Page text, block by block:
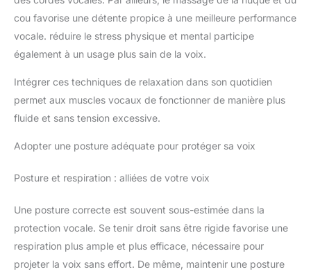
cou favorise une détente propice à une meilleure performance
vocale. réduire le stress physique et mental participe
également à un usage plus sain de la voix.
Intégrer ces techniques de relaxation dans son quotidien
permet aux muscles vocaux de fonctionner de manière plus
fluide et sans tension excessive.
Adopter une posture adéquate pour protéger sa voix
Posture et respiration : alliées de votre voix
Une posture correcte est souvent sous-estimée dans la
protection vocale. Se tenir droit sans être rigide favorise une
respiration plus ample et plus efficace, nécessaire pour
projeter la voix sans effort. De même, maintenir une posture